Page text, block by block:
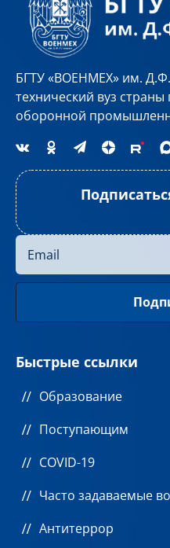
БГТУ «ВОЕНМЕХ» им.
технический вуз
оборонной
Быстрые ссылки
Образование
Поступающим
COVID-19
Часто задаваемые
Антитеррор